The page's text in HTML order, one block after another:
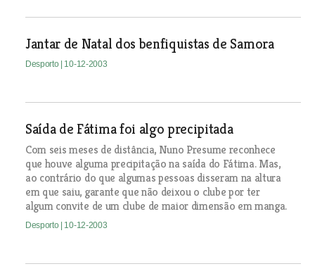
Jantar de Natal dos benfiquistas de Samora
Desporto | 10-12-2003
Saída de Fátima foi algo precipitada
Com seis meses de distância, Nuno Presume reconhece
que houve alguma precipitação na saída do Fátima. Mas,
ao contrário do que algumas pessoas disseram na altura
em que saiu, garante que não deixou o clube por ter
algum convite de um clube de maior dimensão em manga.
Desporto | 10-12-2003